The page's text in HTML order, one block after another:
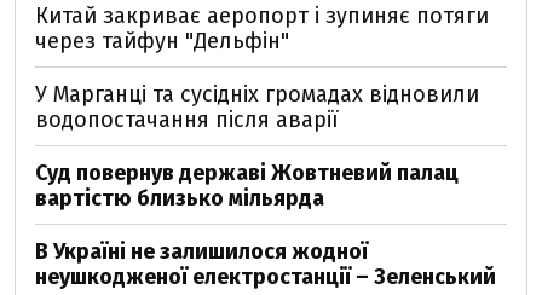
Китай закриває аеропорт і зупиняє потяги
через тайфун "Дельфін"
У Марганці та сусідніх громадах відновили
водопостачання після аварії
Суд повернув державі Жовтневий палац
вартістю близько мільярда
В Україні не залишилося жодної
неушкодженої електростанції – Зеленський